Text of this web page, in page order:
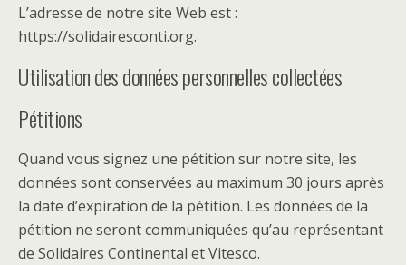
L’adresse de notre site Web est :
https://solidairesconti.org.
Utilisation des données personnelles collectées
Pétitions
Quand vous signez une pétition sur notre site, les
données sont conservées au maximum 30 jours après
la date d’expiration de la pétition. Les données de la
pétition ne seront communiquées qu’au représentant
de Solidaires Continental et Vitesco.